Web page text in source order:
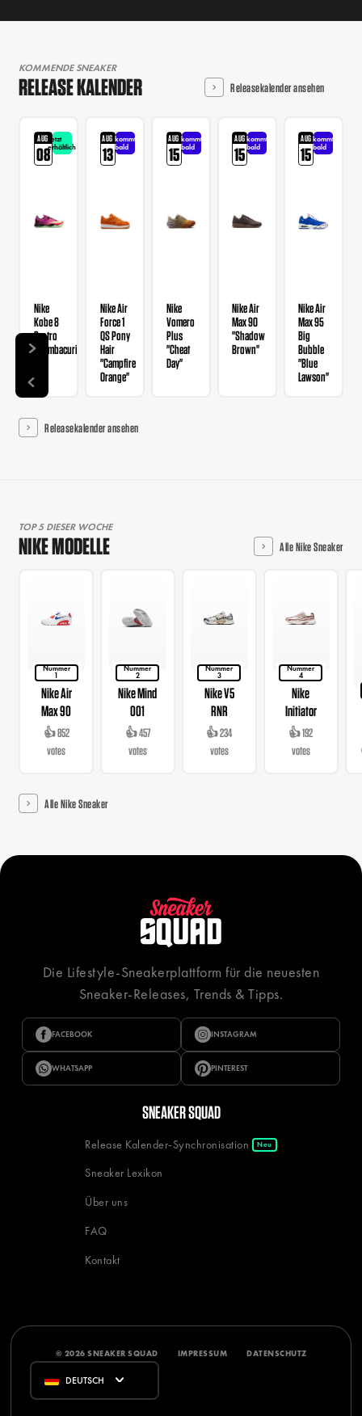
KOMMENDE SNEAKER
RELEASE KALENDER Releasekalender ansehen
AUG
08
Jetzt
erhältlich
Nike
Kobe 8
Protro
"Mambacurial"
AUG
13
kommt
bald
Nike Air
Force 1
QS Pony
Hair
"Campfire
Orange"
AUG
15
kommt
bald
Nike
Vomero
Plus
"Cheat
Day"
AUG
15
kommt
bald
Nike Air
Max 90
"Shadow
Brown"
AUG
15
kommt
bald
Nike Air
Max 95
Big
Bubble
"Blue
Lawson"
Releasekalender ansehen
TOP 5 DIESER WOCHE
NIKE MODELLE Alle Nike Sneaker
Nummer
1
Nike Air
Max 90
👍 852
votes
Nummer
2
Nike Mind
001
👍 457
votes
Nummer
3
Nike V5
RNR
👍 234
votes
Nummer
4
Nike
Initiator
👍 192
votes
Alle Nike Sneaker
Die Lifestyle-Sneakerplattform für die neuesten
Sneaker-Releases, Trends & Tipps.
FACEBOOK INSTAGRAM
WHATSAPP PINTEREST
SNEAKER SQUAD
Release Kalender-Synchronisation Neu
Sneaker Lexikon
Über uns
FAQ
Kontakt
© 2026 SNEAKER SQUAD IMPRESSUM DATENSCHUTZ
DEUTSCH